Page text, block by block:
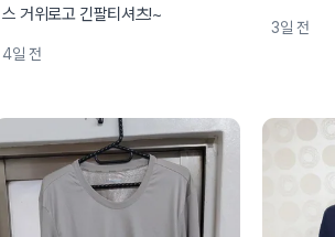
스 거위로고 긴팔티셔츠!~
4일 전
3일 전